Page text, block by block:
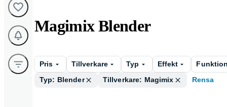
Magimix Blender
Pris Tillverkare Typ Effekt
Typ: Blender
Tillverkare: Magimix Rensa